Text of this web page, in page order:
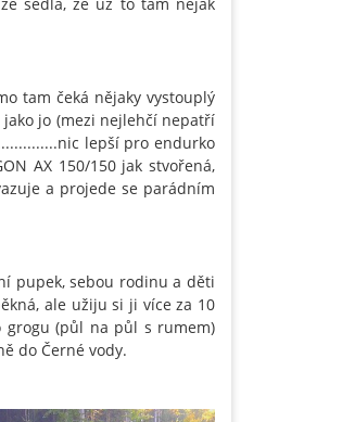
tam čeká nějaky vystouplý
jo (mezi nejlehčí nepatří
lepší pro endurko
AX 150/150 jak stvořená,
a projede se parádním
pupek, sebou rodinu a děti
ale užiju si ji více za 10
(půl na půl s rumem)
do Černé vody.